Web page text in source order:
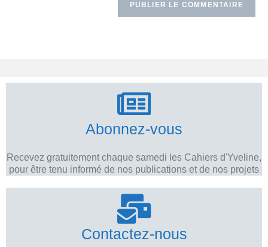
Abonnez-vous
Recevez gratuitement chaque samedi les Cahiers d'Yveline,
pour être tenu informé de nos publications et de nos projets
Contactez-nous